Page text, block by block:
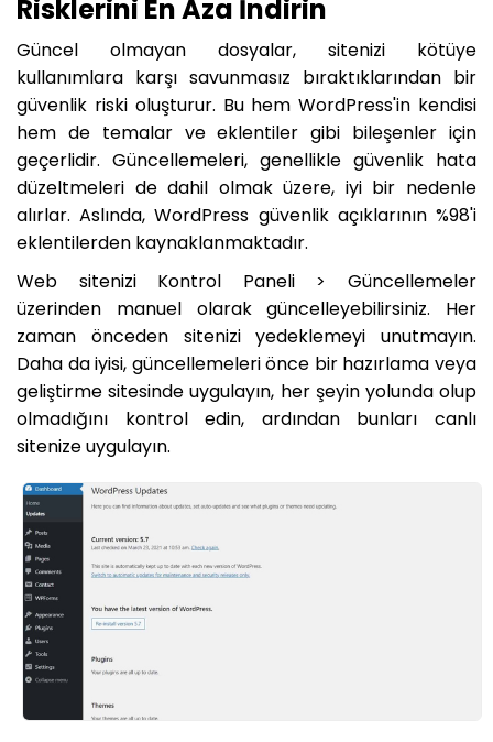
Risklerini En Aza İndirin
Güncel olmayan dosyalar, sitenizi kötüye
kullanımlara karşı savunmasız bıraktıklarından bir
güvenlik riski oluşturur. Bu hem WordPress'in kendisi
hem de temalar ve eklentiler gibi bileşenler için
geçerlidir. Güncellemeleri, genellikle güvenlik hata
düzeltmeleri de dahil olmak üzere, iyi bir nedenle
alırlar. Aslında, WordPress güvenlik açıklarının %98'i
eklentilerden kaynaklanmaktadır.
Web sitenizi Kontrol Paneli > Güncellemeler
üzerinden manuel olarak güncelleyebilirsiniz. Her
zaman önceden sitenizi yedeklemeyi unutmayın.
Daha da iyisi, güncellemeleri önce bir hazırlama veya
geliştirme sitesinde uygulayın, her şeyin yolunda olup
olmadığını kontrol edin, ardından bunları canlı
sitenize uygulayın.